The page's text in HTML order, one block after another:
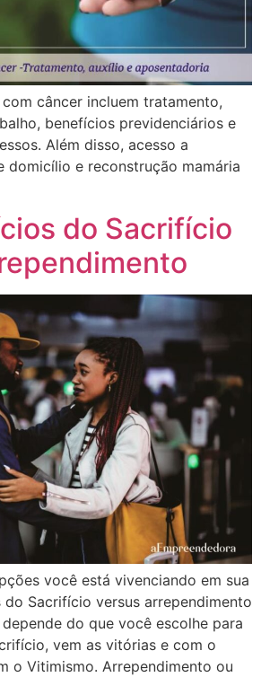
câncer incluem tratamento,
benefícios previdenciários e
Além disso, acesso a
domicílio e reconstrução mamária
do Sacrifício
você está vivenciando em sua
do Sacrifício versus arrependimento
do que você escolhe para
vem as vitórias e com o
o Vitimismo. Arrependimento ou